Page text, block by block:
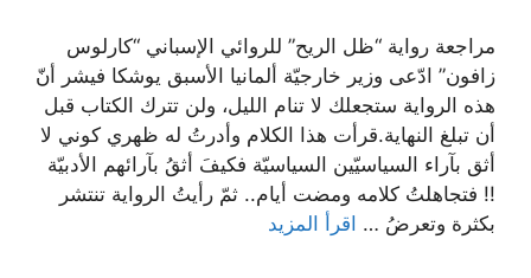
مراجعة رواية “ظل الريح” للروائي الإسباني “كارلوس
زافون” ادّعى وزير خارجيّة ألمانيا الأسبق يوشكا فيشر أنّ
هذه الرواية ستجعلك لا تنام الليل، ولن تترك الكتاب قبل
أن تبلغ النهاية.قرأت هذا الكلام وأدرتُ له ظهري كوني لا
أثق بآراء السياسيّين السياسيّة فكيفَ أثقُ بآرائهم الأدبيّة
!! فتجاهلتُ كلامه ومضت أيام.. ثمّ رأيتُ الرواية تنتشر
بكثرة وتعرضُ … اقرأ المزيد